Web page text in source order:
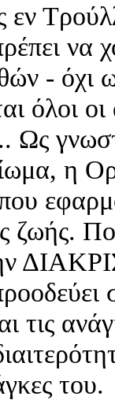
- όχι
όλοι
Ως
η
ζωής.
τις
του.